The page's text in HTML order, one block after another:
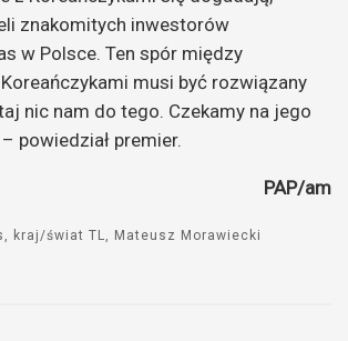
znakomitych inwestorów
w Polsce. Ten spór między
musi być rozwiązany
nic nam do tego. Czekamy na jego
powiedział premier.
PAP/am
kraj/świat TL Mateusz Morawiecki